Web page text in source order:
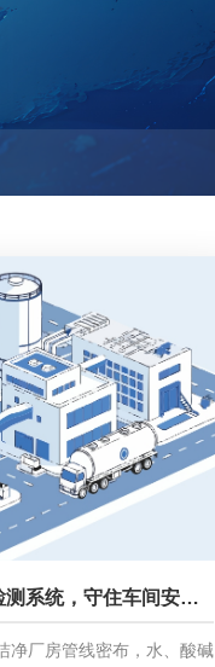
统，守住车间安全防线
净厂房管线密布，水、酸碱